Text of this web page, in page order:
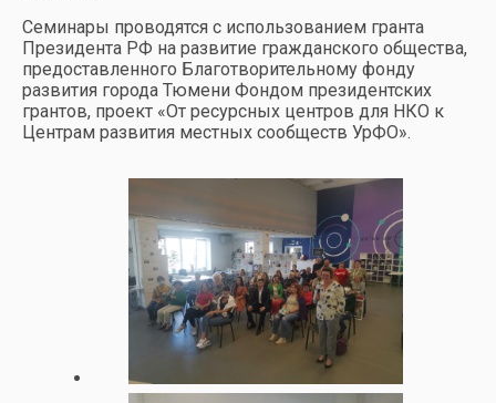
Семинары проводятся с использованием гранта
Президента РФ на развитие гражданского общества,
предоставленного Благотворительному фонду
развития города Тюмени Фондом президентских
грантов, проект «От ресурсных центров для НКО к
Центрам развития местных сообществ УрФО».